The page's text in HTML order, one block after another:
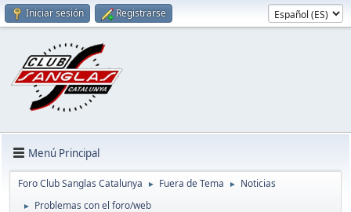
Iniciar sesión Registrarse
Menú Principal
Foro Club Sanglas Catalunya ► Fuera de Tema ► Noticias
► Problemas con el foro/web